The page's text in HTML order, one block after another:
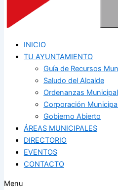
INICIO
TU AYUNTAMIENTO
Guía de Recursos
Saludo del Alcalde
Ordenanzas
Corporación
Gobierno Abierto
ÁREAS MUNICIPALES
DIRECTORIO
EVENTOS
CONTACTO
Menu